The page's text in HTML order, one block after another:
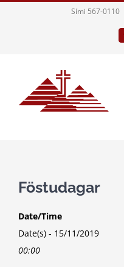
Sími 567-0110
Föstudagar
Date/Time
Date(s) - 15/11/2019
00:00